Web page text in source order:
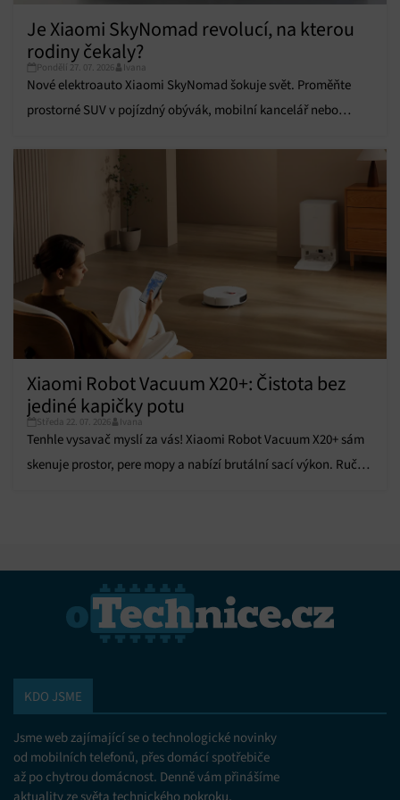
údajů, Propojení různých zařízení, Identifikace
zařízení na základě automaticky přenášených
informací.
Zajištění bezpečnosti, předcházení a zjišťování
podvodů a odstraňování chyb, Poskytování a
voleb ochrany osobních údajů.
Je Xiaomi SkyNomad revolucí, na kterou
rodiny čekaly?
Pondělí 27. 07. 2026 Ivana
Nové elektroauto Xiaomi SkyNomad šokuje svět. Proměňte
prostorné SUV v pojízdný obývák, mobilní kancelář nebo
Xiaomi Robot Vacuum X20+: Čistota bez
jediné kapičky potu
Středa 22. 07. 2026 Ivana
Tenhle vysavač myslí za vás! Xiaomi Robot Vacuum X20+ sám
skenuje prostor, pere mopy a nabízí brutální sací výkon. Ruční
KDO JSME
Jsme web zajímající se o technologické novinky
od mobilních telefonů, přes domácí spotřebiče
až po chytrou domácnost. Denně vám přinášíme
aktuality ze světa technického pokroku,